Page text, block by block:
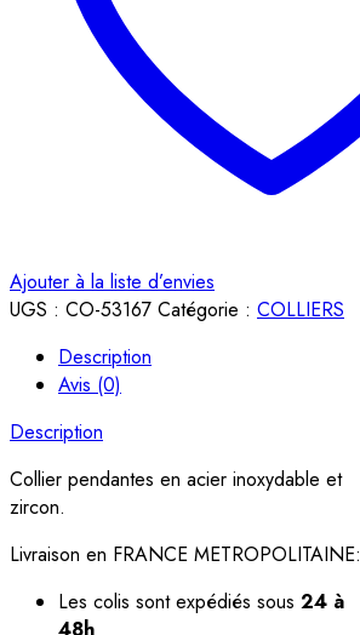
Ajouter à la liste d’envies
UGS : CO-53167 Catégorie : COLLIERS
Description
Avis (0)
Description
Collier pendantes en acier inoxydable et
zircon.
Livraison en FRANCE METROPOLITAINE:
Les colis sont expédiés sous 24 à